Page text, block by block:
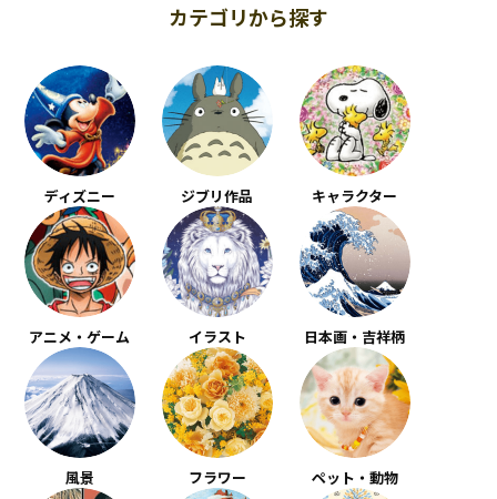
カテゴリから探す
ディズニー ジブリ作品 キャラクター
アニメ・ゲーム イラスト 日本画・吉祥柄
風景 フラワー ペット・動物